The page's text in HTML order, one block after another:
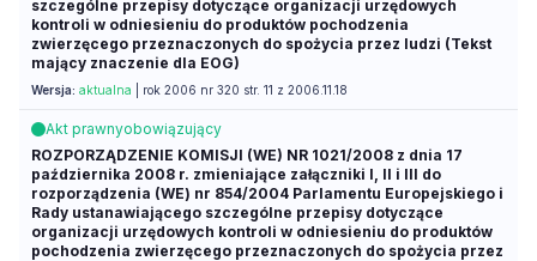
szczególne przepisy dotyczące organizacji urzędowych
kontroli w odniesieniu do produktów pochodzenia
zwierzęcego przeznaczonych do spożycia przez ludzi (Tekst
mający znaczenie dla EOG)
Wersja: aktualna | rok 2006 nr 320 str. 11 z 2006.11.18
Akt prawnyobowiązujący
ROZPORZĄDZENIE KOMISJI (WE) NR 1021/2008 z dnia 17
października 2008 r. zmieniające załączniki I, II i III do
rozporządzenia (WE) nr 854/2004 Parlamentu Europejskiego i
Rady ustanawiającego szczególne przepisy dotyczące
organizacji urzędowych kontroli w odniesieniu do produktów
pochodzenia zwierzęcego przeznaczonych do spożycia przez